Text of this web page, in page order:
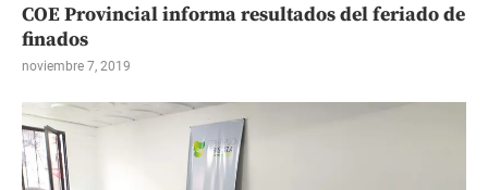
COE Provincial informa resultados del feriado de
finados
noviembre 7, 2019